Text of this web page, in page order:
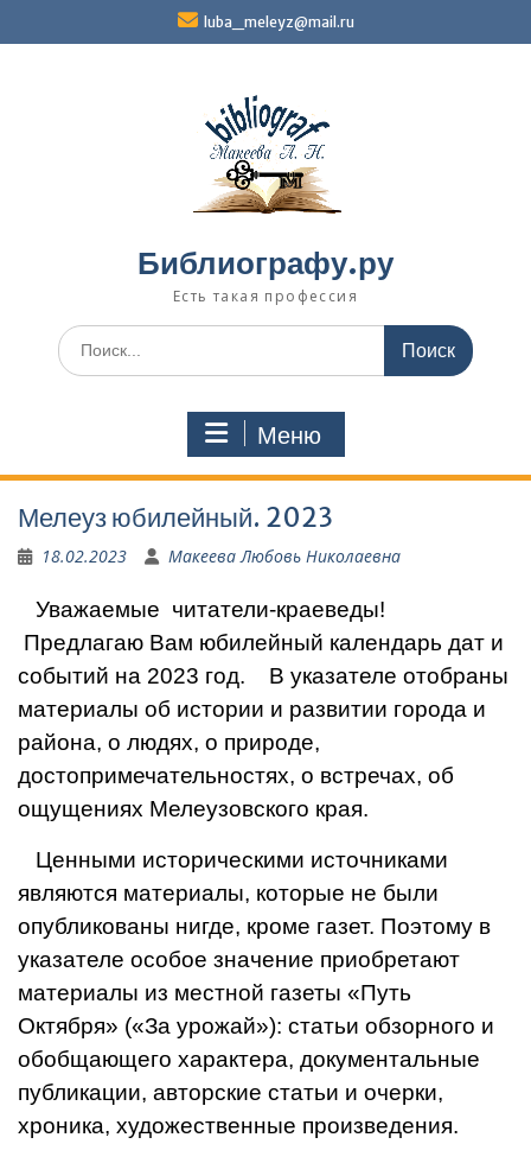
luba_meleyz@mail.ru
Библиографу.ру
Есть такая профессия
Поиск
по:
Меню
Мелеуз юбилейный. 2023
18.02.2023 Макеева Любовь Николаевна
Уважаемые читатели-краеведы!
Предлагаю Вам юбилейный календарь дат и
событий на 2023 год.
В указателе отобраны
материалы об истории и развитии города и
района, о людях, о природе,
достопримечательностях, о встречах, об
ощущениях Мелеузовского края.
Ценными историческими источниками
являются материалы, которые не были
опубликованы нигде, кроме газет. Поэтому в
указателе особое значение приобретают
материалы из местной газеты «Путь
Октября» («За урожай»): статьи обзорного и
обобщающего характера, документальные
публикации, авторские статьи и очерки,
хроника, художественные произведения.